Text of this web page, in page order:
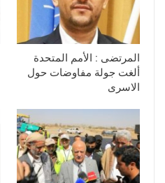
المرتضى : الأمم المتحدة
ألغت جولة مفاوضات حول
الاسرى